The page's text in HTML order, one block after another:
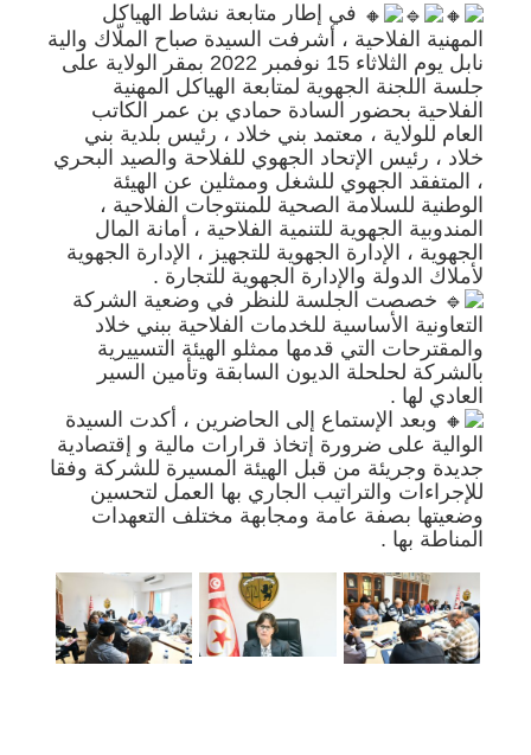
في إطار متابعة نشاط الهياكل
المهنية الفلاحية ، أشرفت السيدة صباح الملّاك والية
نابل يوم الثلاثاء 15 نوفمبر 2022 بمقر الولاية على
جلسة اللجنة الجهوية لمتابعة الهياكل المهنية
الفلاحية بحضور السادة حمادي بن عمر الكاتب
العام للولاية ، معتمد بني خلاد ، رئيس بلدية بني
خلاد ، رئيس الإتحاد الجهوي للفلاحة والصيد البحري
، المتفقد الجهوي للشغل وممثلين عن الهيئة
الوطنية للسلامة الصحية للمنتوجات الفلاحية ،
المندوبية الجهوية للتنمية الفلاحية ، أمانة المال
الجهوية ، الإدارة الجهوية للتجهيز ، الإدارة الجهوية
لأملاك الدولة والإدارة الجهوية للتجارة .
خصصت الجلسة للنظر في وضعية الشركة
التعاونية الأساسية للخدمات الفلاحية ببني خلاد
والمقترحات التي قدمها ممثلو الهيئة التسييرية
بالشركة لحلحلة الديون السابقة وتأمين السير
العادي لها .
وبعد الإستماع إلى الحاضرين ، أكدت السيدة
الوالية على ضرورة إتخاذ قرارات مالية و إقتصادية
جديدة وجريئة من قبل الهيئة المسيرة للشركة وفقا
للإجراءات والتراتيب الجاري بها العمل لتحسين
وضعيتها بصفة عامة ومجابهة مختلف التعهدات
المناطة بها .